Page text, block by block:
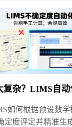
如何根据预设数
定度评定并精准生